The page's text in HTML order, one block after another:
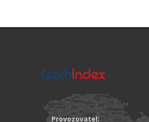
Provozovatel: